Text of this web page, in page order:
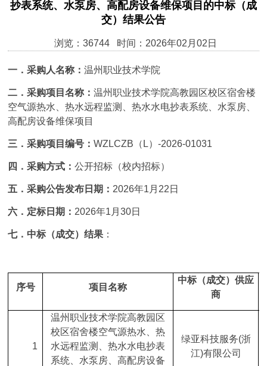
抄表系统、水泵房、高配房设备维保项目的中标（成
交）结果公告
浏览：36744 时间：2026年02月02日
一．采购人名称：温州职业技术学院
二．采购项目名称：温州职业技术学院高教园区校区宿舍楼
空气源热水、热水远程监测、热水水电抄表系统、水泵房、
高配房设备维保项目
三．采购项目编号：WZLCZB（L）-2026-01031
四．采购方式：公开招标（校内招标）
五．采购公告发布日期： 2026年1月22日
六．定标日期： 2026年1月30日
七．中标（成交）结果 ：
序号 项目名称
中标（成交）供应
商
1
温州职业技术学院高教园区
校区宿舍楼空气源热水、热
水远程监测、热水水电抄表
系统、水泵房、高配房设备
绿亚科技服务(浙
江)有限公司